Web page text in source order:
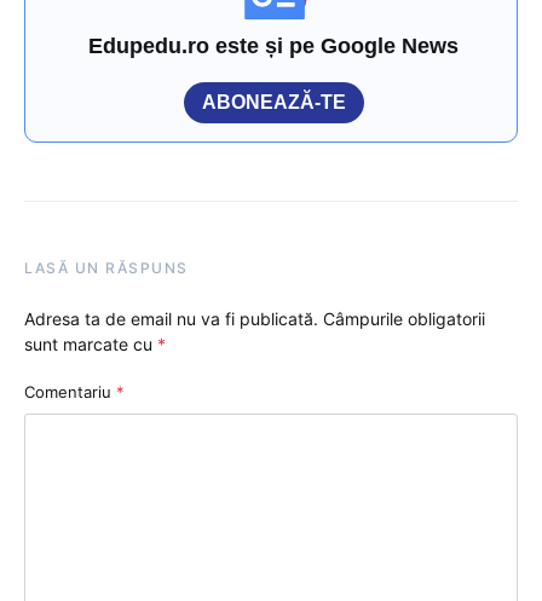
Edupedu.ro este și pe Google News
ABONEAZĂ-TE
LASĂ UN RĂSPUNS
Adresa ta de email nu va fi publicată. Câmpurile obligatorii
sunt marcate cu *
Comentariu *